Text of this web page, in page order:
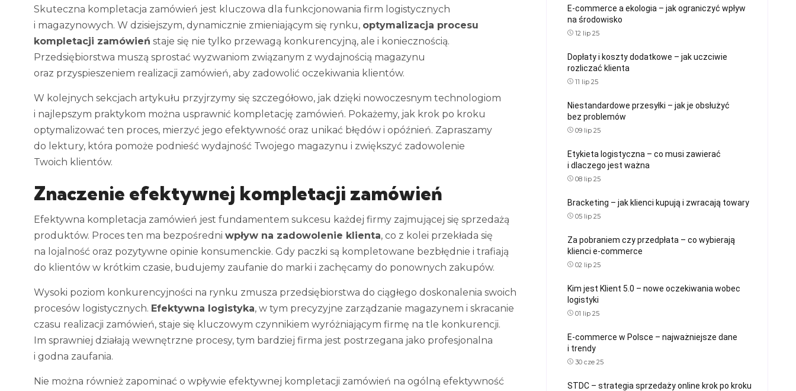
Skuteczna kompletacja zamówień jest kluczowa dla funkcjonowania firm logistycznych
i magazynowych. W dzisiejszym, dynamicznie zmieniającym się rynku, optymalizacja procesu
kompletacji zamówień staje się nie tylko przewagą konkurencyjną, ale i koniecznością.
Przedsiębiorstwa muszą sprostać wyzwaniom związanym z wydajnością magazynu
oraz przyspieszeniem realizacji zamówień, aby zadowolić oczekiwania klientów.
W kolejnych sekcjach artykułu przyjrzymy się szczegółowo, jak dzięki nowoczesnym technologiom
i najlepszym praktykom można usprawnić kompletację zamówień. Pokażemy, jak krok po kroku
optymalizować ten proces, mierzyć jego efektywność oraz unikać błędów i opóźnień. Zapraszamy
do lektury, która pomoże podnieść wydajność Twojego magazynu i zwiększyć zadowolenie
Twoich klientów.
Znaczenie efektywnej kompletacji zamówień
Efektywna kompletacja zamówień jest fundamentem sukcesu każdej firmy zajmującej się sprzedażą
produktów. Proces ten ma bezpośredni wpływ na zadowolenie klienta, co z kolei przekłada się
na lojalność oraz pozytywne opinie konsumenckie. Gdy paczki są kompletowane bezbłędnie i trafiają
do klientów w krótkim czasie, budujemy zaufanie do marki i zachęcamy do ponownych zakupów.
Wysoki poziom konkurencyjności na rynku zmusza przedsiębiorstwa do ciągłego doskonalenia swoich
procesów logistycznych. Efektywna logistyka, w tym precyzyjne zarządzanie magazynem i skracanie
czasu realizacji zamówień, staje się kluczowym czynnikiem wyróżniającym firmę na tle konkurencji.
Im sprawniej działają wewnętrzne procesy, tym bardziej firma jest postrzegana jako profesjonalna
i godna zaufania.
Nie można również zapominać o wpływie efektywnej kompletacji zamówień na ogólną efektywność
E-commerce a ekologia – jak ograniczyć wpływ
na środowisko
12 lip 25
Dopłaty i koszty dodatkowe – jak uczciwie
rozliczać klienta
11 lip 25
Niestandardowe przesyłki – jak je obsłużyć
bez problemów
09 lip 25
Etykieta logistyczna – co musi zawierać
i dlaczego jest ważna
08 lip 25
Bracketing – jak klienci kupują i zwracają towary
05 lip 25
Za pobraniem czy przedpłata – co wybierają
klienci e-commerce
02 lip 25
Kim jest Klient 5.0 – nowe oczekiwania wobec
logistyki
01 lip 25
E-commerce w Polsce – najważniejsze dane
i trendy
30 cze 25
STDC – strategia sprzedaży online krok po kroku